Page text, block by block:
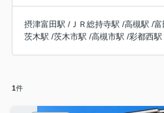
摂津富田駅 / ＪＲ総持寺駅 /高槻駅 /富
茨木駅 /茨木市駅 /高槻市駅 /彩都西駅
1件